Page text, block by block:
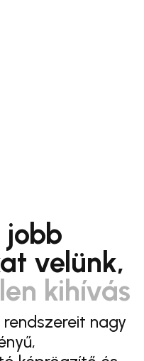
jobb
velünk,
kihívás
nagy